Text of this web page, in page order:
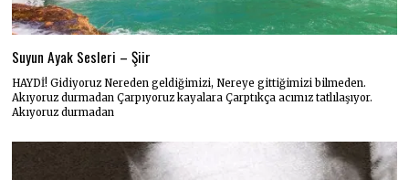
Suyun Ayak Sesleri – Şiir
HAYDİ! Gidiyoruz Nereden geldiğimizi, Nereye gittiğimizi bilmeden.
Akıyoruz durmadan Çarpıyoruz kayalara Çarptıkça acımız tatlılaşıyor.
Akıyoruz durmadan